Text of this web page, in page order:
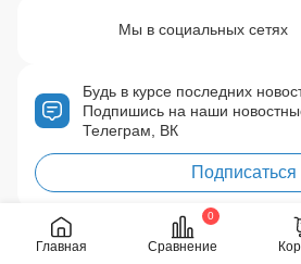
Главная Сравнение
0
Будь в курсе последних
Подпишись на наши
Телеграм, ВК
Подписаться
Мы в социальных сетях
Регионы: (495) 748-0177